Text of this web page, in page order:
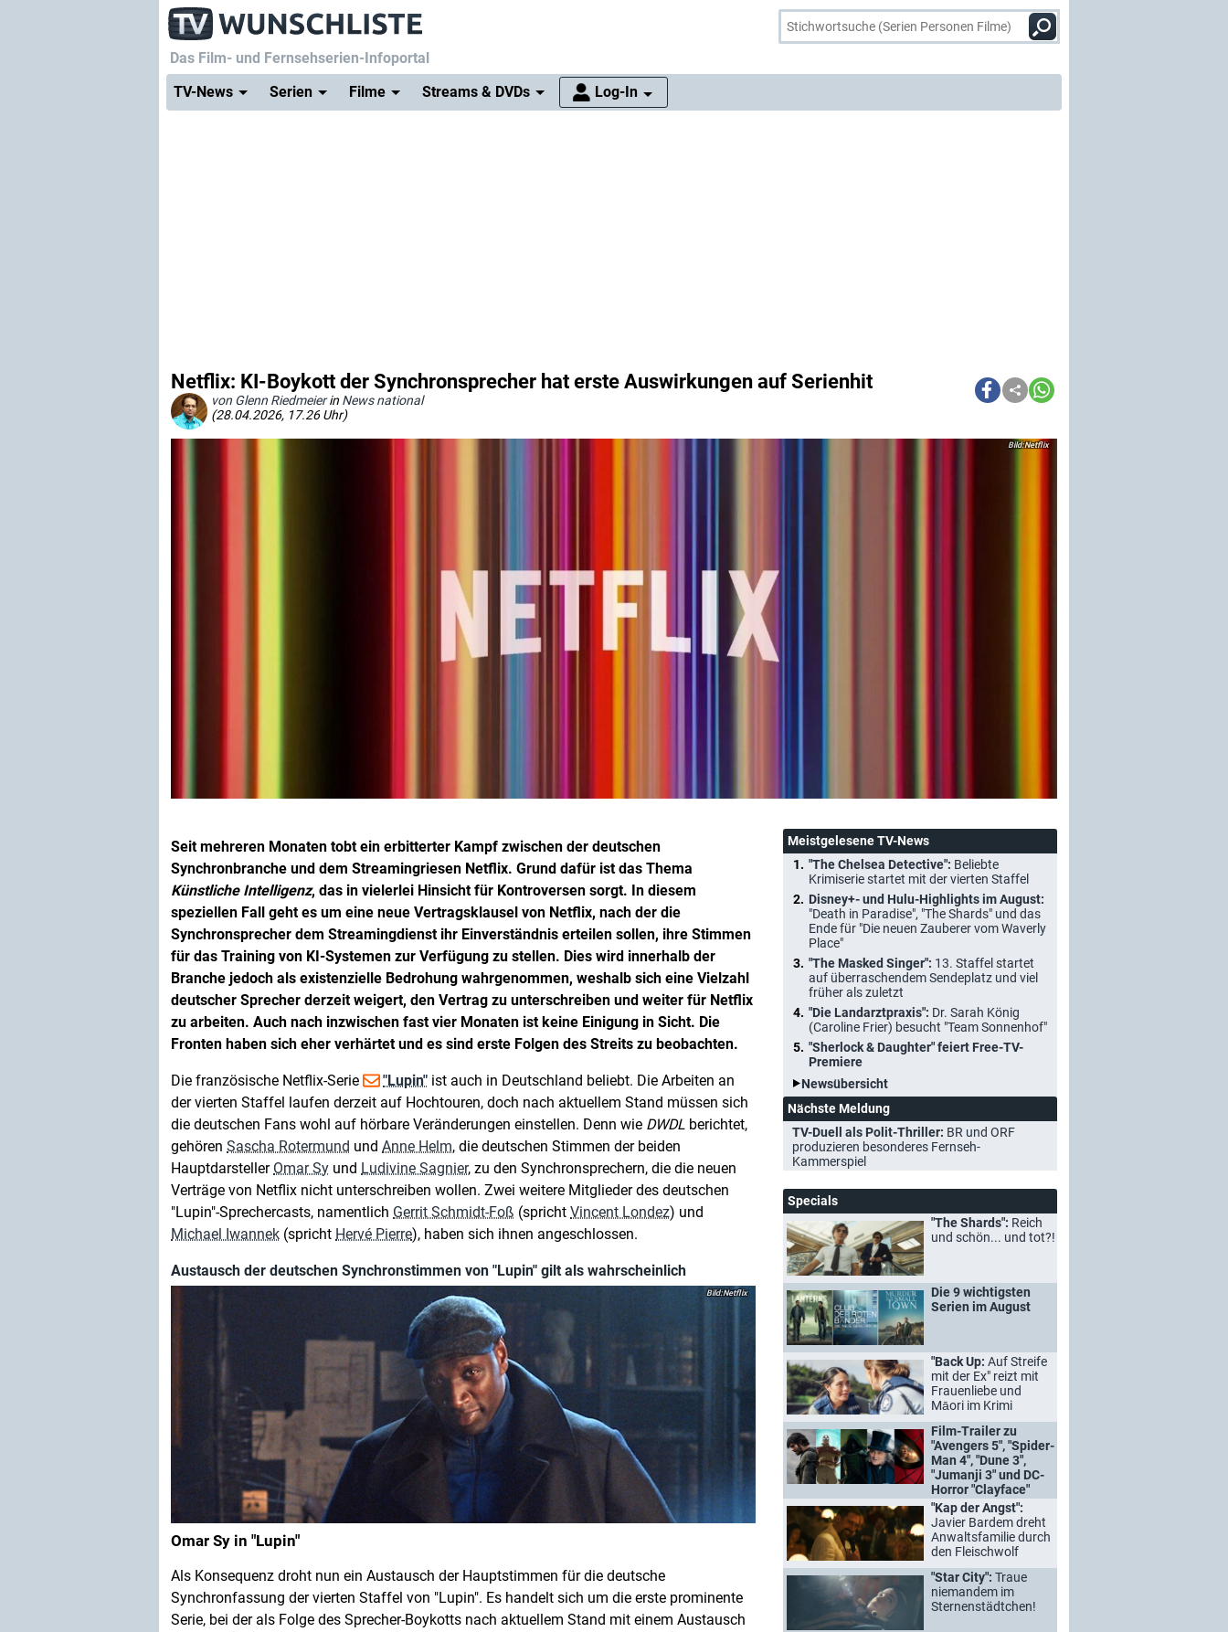
Das Film- und Fernsehserien-Infoportal
TV-News
Serien Filme Streams & DVDs Log-In
Netflix: KI-Boykott der Synchronsprecher hat erste Auswirkungen auf Serienhit
von Glenn Riedmeierin News national
(28.04.2026, 17.26 Uhr)
Netflix
Seit mehreren Monaten tobt ein erbitterter Kampf zwischen der deutschen
Synchronbranche und dem Streamingriesen Netflix. Grund dafür ist das Thema
Künstliche Intelligenz, das in vielerlei Hinsicht für Kontroversen sorgt. In diesem
speziellen Fall geht es um eine neue Vertragsklausel von Netflix, nach der die
Synchronsprecher dem Streamingdienst ihr Einverständnis erteilen sollen, ihre Stimmen
für das Training von KI-Systemen zur Verfügung zu stellen. Dies wird innerhalb der
Branche jedoch als existenzielle Bedrohung wahrgenommen, weshalb sich eine Vielzahl
deutscher Sprecher derzeit weigert, den Vertrag zu unterschreiben und weiter für Netflix
zu arbeiten. Auch nach inzwischen fast vier Monaten ist keine Einigung in Sicht. Die
Fronten haben sich eher verhärtet und es sind erste Folgen des Streits zu beobachten.
Die französische Netflix-Serie "Lupin" ist auch in Deutschland beliebt. Die Arbeiten an
der vierten Staffel laufen derzeit auf Hochtouren, doch nach aktuellem Stand müssen sich
die deutschen Fans wohl auf hörbare Veränderungen einstellen. Denn wie DWDL berichtet,
gehören Sascha Rotermund und Anne Helm, die deutschen Stimmen der beiden
Hauptdarsteller Omar Sy und Ludivine Sagnier, zu den Synchronsprechern, die die neuen
Verträge von Netflix nicht unterschreiben wollen. Zwei weitere Mitglieder des deutschen
"Lupin"-Sprechercasts, namentlich Gerrit Schmidt-Foß (spricht Vincent Londez) und
Michael Iwannek (spricht Hervé Pierre), haben sich ihnen angeschlossen.
Austausch der deutschen Synchronstimmen von "Lupin" gilt als wahrscheinlich
Omar Sy in "Lupin"
Netflix
Als Konsequenz droht nun ein Austausch der Hauptstimmen für die deutsche
Synchronfassung der vierten Staffel von "Lupin". Es handelt sich um die erste prominente
Serie, bei der als Folge des Sprecher-Boykotts nach aktuellem Stand mit einem Austausch
Meistgelesene TV-News
"The Chelsea Detective": Beliebte
Krimiserie startet mit der vierten Staffel
Disney+- und Hulu-Highlights im August:
"Death in Paradise", "The Shards" und das
Ende für "Die neuen Zauberer vom Waverly
Place"
"The Masked Singer": 13. Staffel startet
auf überraschendem Sendeplatz und viel
früher als zuletzt
"Die Landarztpraxis": Dr. Sarah König
(Caroline Frier) besucht "Team Sonnenhof"
"Sherlock & Daughter" feiert Free-TV-
Premiere
Newsübersicht
Nächste Meldung
TV-Duell als Polit-Thriller: BR und ORF
produzieren besonderes Fernseh-
Kammerspiel
Specials
"The Shards": Reich
und schön... und tot?!
Die 9 wichtigsten
Serien im August
"Back Up: Auf Streife
mit der Ex" reizt mit
Frauenliebe und
Māori im Krimi
Film-Trailer zu
"Avengers 5", "Spider-
Man 4", "Dune 3",
"Jumanji 3" und DC-
Horror "Clayface"
"Kap der Angst":
Javier Bardem dreht
Anwaltsfamilie durch
den Fleischwolf
"Star City": Traue
niemandem im
Sternenstädtchen!